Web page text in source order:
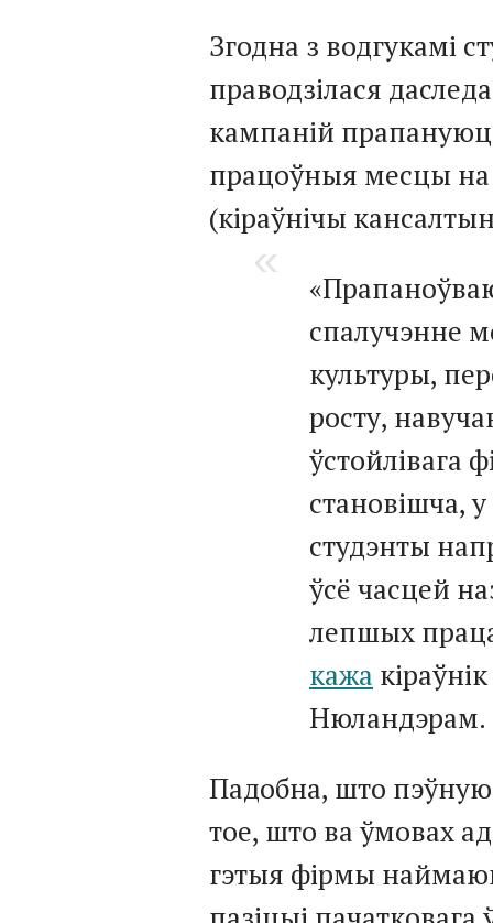
Згодна з водгукамі
праводзілася
кампаній
працоўныя месцы
(кіраўнічы
спалучэнне
культуры,
росту,
ўстойлівага
становішча,
студэнты
ўсё часцей
лепшых
кажа
Нюландэрам.
Падобна, што
тое, што ва ўмовах
гэтыя фірмы